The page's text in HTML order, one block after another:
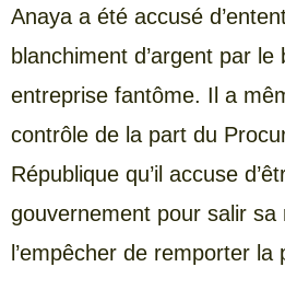
Anaya a été accusé
blanchiment d’argent par le
entreprise fantôme. Il a
contrôle de la part du
République qu’il accuse
gouvernement pour salir sa
l’empêcher de remporter la